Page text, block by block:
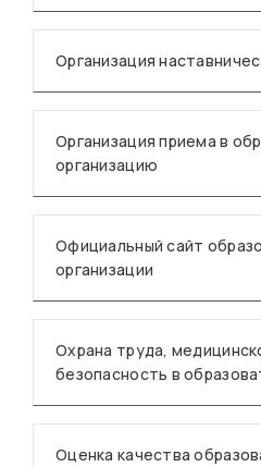
Организация
Организация приема в
организацию
Официальный сайт
организации
Охрана труда,
безопасность в
Оценка качества